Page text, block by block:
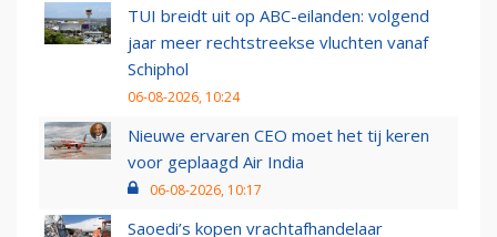
TUI breidt uit op ABC-eilanden: volgend
jaar meer rechtstreekse vluchten vanaf
Schiphol
06-08-2026, 10:24
Nieuwe ervaren CEO moet het tij keren
voor geplaagd Air India
06-08-2026, 10:17
Saoedi’s kopen vrachtafhandelaar